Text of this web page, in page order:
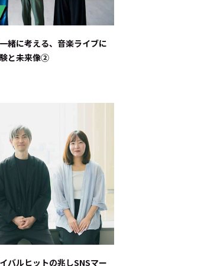
い話
#スタッフが語る
緒に考える、音楽ライブに
と未来像②
バルヒットの兆し――SNSマー